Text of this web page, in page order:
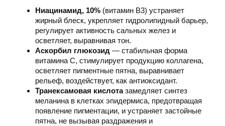
Ниацинамид, 10% (витамин B3) устраняет
жирный блеск, укрепляет гидролипидный барьер,
регулирует активность сальных желез и
осветляет, выравнивая тон.
Аскорбил глюкозид — стабильная форма
витамина С, стимулирует продукцию коллагена,
осветляет пигментные пятна, выравнивает
рельеф, воздействует, как антиоксидант.
Транексамовая кислотазамедляет синтез
меланина в клетках эпидермиса, предотвращая
появление пигментации, и устраняет застойные
пятна, не вызывая раздражения и